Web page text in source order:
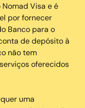
Visa e é
por fornecer
Banco para o
de depósito à
não tem
oferecidos
uma